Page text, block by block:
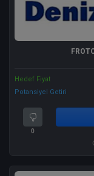
Hedef Fiyat
Potansiyel Getiri
0